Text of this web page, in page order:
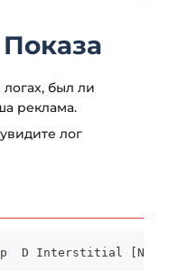
был ли
реклама.
лог
D Interstitial